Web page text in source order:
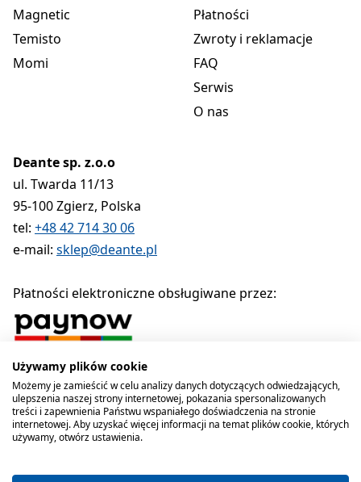
Magnetic
Temisto
Momi
Płatności
Zwroty i reklamacje
FAQ
Serwis
O nas
Deante sp. z.o.o
ul. Twarda 11/13
95-100 Zgierz, Polska
tel: +48 42 714 30 06
e-mail: sklep@deante.pl
Płatności elektroniczne obsługiwane przez:
Deante sp. z o.o. 1990-2026
Polityka prywatności Regulamin Polityka cookies
Używamy plików cookie
Możemy je zamieścić w celu analizy danych dotyczących odwiedzających,
ulepszenia naszej strony internetowej, pokazania spersonalizowanych
treści i zapewnienia Państwu wspaniałego doświadczenia na stronie
internetowej. Aby uzyskać więcej informacji na temat plików cookie, których
używamy, otwórz ustawienia.